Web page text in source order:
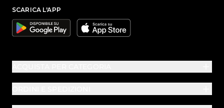
SCARICA L'APP
Google Apple